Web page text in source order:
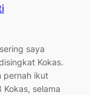
saya
Kokas.
pernah ikut
selama